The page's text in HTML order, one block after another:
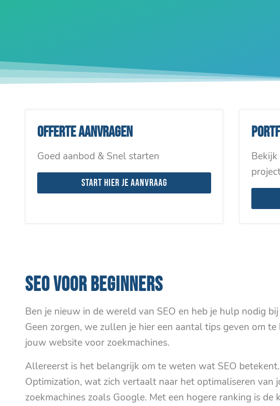
Offerte aanvragen
Goed aanbod & Snel starten
Start hier je aanvraag
SEO VOOR BEGINNERS
Ben je nieuw in de wereld van SEO en heb je hulp nodig
Geen zorgen, we zullen je hier een aantal tips geven om
jouw website voor zoekmachines.
Allereerst is het belangrijk om te weten wat SEO
Optimization, wat zich vertaalt naar het optimaliseren van
zoekmachines zoals Google. Met een hogere ranking is